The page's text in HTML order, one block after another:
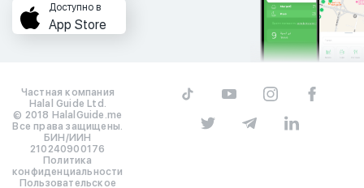
Доступно в
App Store
Частная компания
Halal Guide Ltd.
© 2018 HalalGuide.me
Все права защищены.
БИН/ИИН
210240900176
Политика
конфиденциальности
Пользовательское